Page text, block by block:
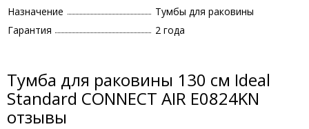
Назначение
Тумбы для раковины
Гарантия
2 года
Тумба для раковины 130 см Ideal
Standard CONNECT AIR E0824KN
отзывы